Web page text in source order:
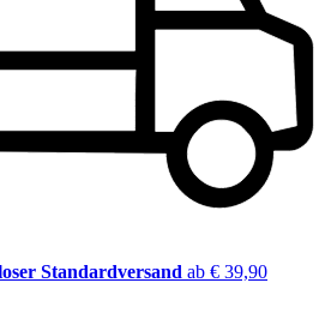
Standardversand ab € 39,90